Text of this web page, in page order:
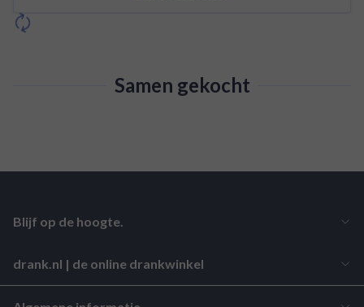
Samen gekocht
drank.nl | de online drankwinkel
Blijf op de hoogte.